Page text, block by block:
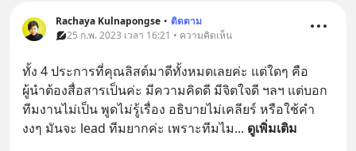
Rachaya Kulnapongse • ติดตาม
25 ก.พ. 2023 เวลา 16:21 • ความคิดเห็น
ทั้ง 4 ประการที่คุณลิสต์มาดีทั้งหมดเลยค่ะ แต่ใดๆ คือ
ผู้นำต้องสื่อสารเป็นค่ะ มีความคิดดี มีจิตใจดี ฯลฯ แต่บอก
ทีมงานไม่เป็น พูดไม่รู้เรื่อง อธิบายไม่เคลียร์ หรือใช้คำ
งงๆ มันจะ lead ทีมยากค่ะ เพราะทีมไม... ดูเพิ่มเติม